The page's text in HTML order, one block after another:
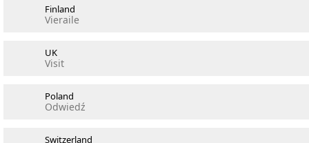
Finland
Vieraile
UK
Visit
Poland
Odwiedź
Switzerland